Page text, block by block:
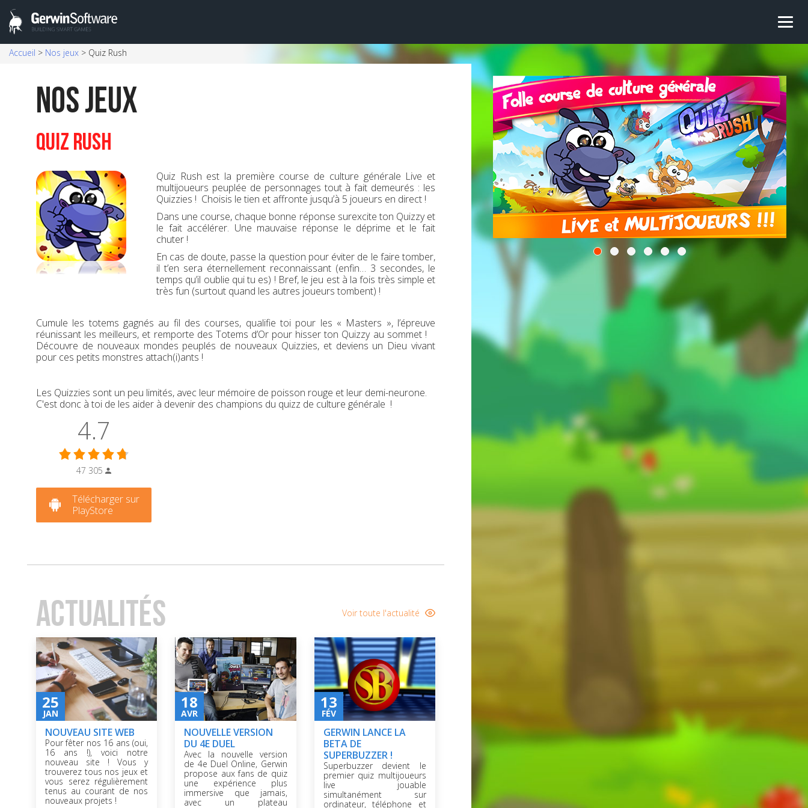
SkipAccueil > Nos jeux > Quiz Rush
Nos Jeux
Quiz Rush
Quiz Rush est la première course de culture générale Live et
multijoueurs peuplée de personnages tout à fait demeurés : les
Quizzies ! Choisis le tien et affronte jusqu’à 5 joueurs en direct !
Dans une course, chaque bonne réponse surexcite ton Quizzy et
le fait accélérer. Une mauvaise réponse le déprime et le fait
chuter !
En cas de doute, passe la question pour éviter de le faire tomber,
il t’en sera éternellement reconnaissant (enfin… 3 secondes, le
temps qu’il oublie qui tu es) ! Bref, le jeu est à la fois très simple et
très fun (surtout quand les autres joueurs tombent) !
Cumule les totems gagnés au fil des courses, qualifie toi pour les « Masters », l’épreuve
réunissant les meilleurs, et remporte des Totems d’Or pour hisser ton Quizzy au sommet !
Découvre de nouveaux mondes peuplés de nouveaux Quizzies, et deviens un Dieu vivant
pour ces petits monstres attach(i)ants !
Les Quizzies sont un peu limités, avec leur mémoire de poisson rouge et leur demi-neurone.
C'est donc à toi de les aider à devenir des champions du quizz de culture générale !
4.7
47 305
Télécharger sur
PlayStore
ACTUALITÉS Voir toute l'actualité
25
JAN
NOUVEAU SITE WEB
Pour fêter nos 16 ans (oui,
16 ans !), voici notre
nouveau site ! Vous y
trouverez tous nos jeux et
vous serez régulièrement
tenus au courant de nos
nouveaux projets !
18
AVR
NOUVELLE VERSION
DU 4E DUEL
Avec la nouvelle version
de 4e Duel Online, Gerwin
propose aux fans de quiz
une expérience plus
immersive que jamais,
avec un plateau
13
FÉV
GERWIN LANCE LA
BETA DE
SUPERBUZZER !
Superbuzzer devient le
premier quiz multijoueurs
live jouable
simultanément sur
ordinateur, téléphone et